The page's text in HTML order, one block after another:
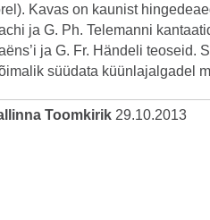
Kavas on kaunist
ja G. Ph. Telemanni
ja G. Fr. Händeli teoseid.
süüdata küünlajalgadel
Toomkirik 29.10.2013